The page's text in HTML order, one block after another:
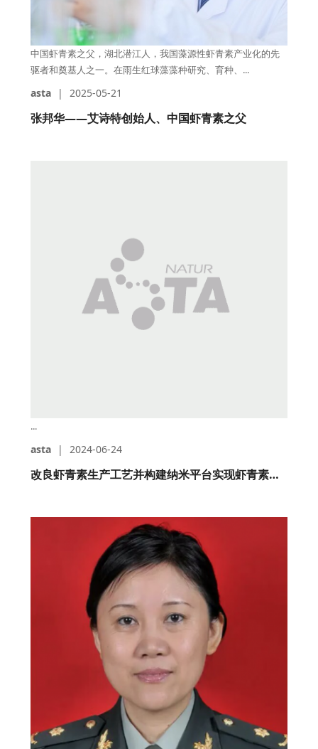
中国虾青素之父，湖北潜江人，我国藻源性虾青素产业化的先
驱者和奠基人之一。在雨生红球藻藻种研究、育种、...
asta | 2025-05-21
张邦华——艾诗特创始人、中国虾青素之父
...
asta | 2024-06-24
改良虾青素生产工艺并构建纳米平台实现虾青素临床靶向治疗动脉粥样硬化